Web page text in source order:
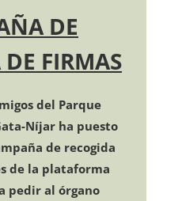
DE
FIRMAS
del Parque
Níjar ha puesto
de recogida
de la plataforma
pedir al órgano